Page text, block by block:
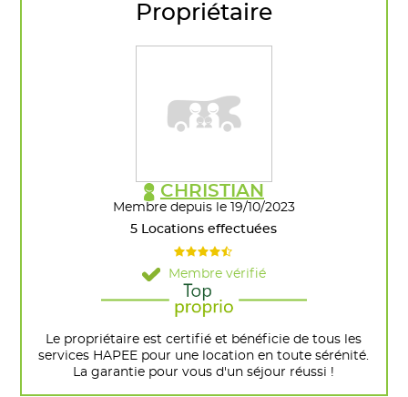
Propriétaire
CHRISTIAN
Membre depuis le 19/10/2023
5 Locations effectuées
Membre vérifié
Le propriétaire est certifié et bénéficie de tous les
services HAPEE pour une location en toute sérénité.
La garantie pour vous d'un séjour réussi !